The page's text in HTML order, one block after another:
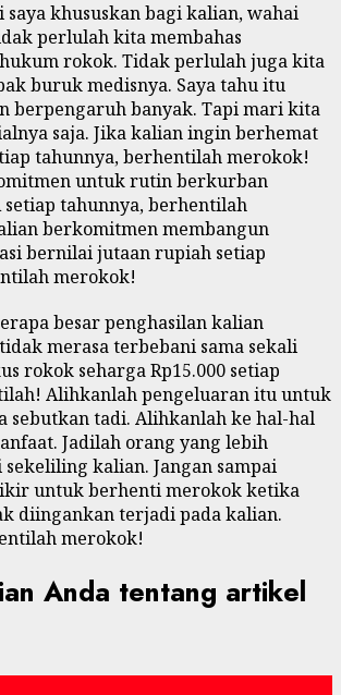
khususkan bagi kalian, wahai
perlulah kita membahas
rokok. Tidak perlulah juga kita
buruk medisnya. Saya tahu itu
berpengaruh banyak. Tapi mari kita
saja. Jika kalian ingin berhemat
tahunnya, berhentilah merokok!
untuk rutin berkurban
tahunnya, berhentilah
berkomitmen membangun
bernilai jutaan rupiah setiap
merokok!
besar penghasilan kalian
merasa terbebani sama sekali
rokok seharga Rp15.000 setiap
Alihkanlah pengeluaran itu untuk
sebutkan tadi. Alihkanlah ke hal-hal
Jadilah orang yang lebih
kalian. Jangan sampai
untuk berhenti merokok ketika
diingankan terjadi pada kalian.
merokok!
Anda tentang artikel